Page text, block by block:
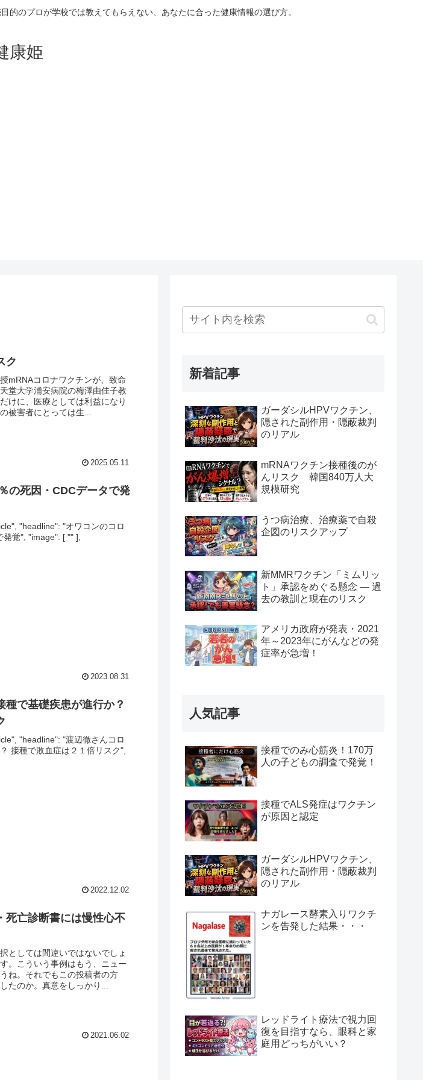
のプロが学校では教えてもらえない、あなたに合った健康情報の選び方。
康姫
ク
mRNAコロナワクチンが、致命
堂大学浦安病院の梅澤由佳子教
けに、医療としては利益になり
被害者にとっては生...
2025.05.11
の死因・CDCデータで発
"headline": "オワコンのコロ
覚", "image": [ "" ],
2023.08.31
種で基礎疾患が進行か？
"headline": "渡辺徹さんコロ
接種で敗血症は２１倍リスク",
2022.12.02
死亡診断書には慢性心不
としては間違いではないでしょ
。こういう事例はもう、ニュー
ね。それでもこの投稿者の方
たのか。真意をしっかり...
2021.06.02
新着記事
ガーダシルHPVワクチン、
隠された副作用・隠蔽裁判
のリアル
mRNAワクチン接種後のが
んリスク 韓国840万人大
規模研究
うつ病治療、治療薬で自殺
企図のリスクアップ
新MMRワクチン「ミムリッ
ト」承認をめぐる懸念 — 過
去の教訓と現在のリスク
アメリカ政府が発表・2021
年～2023年にがんなどの発
症率が急増！
人気記事
接種でのみ心筋炎！170万
人の子どもの調査で発覚！
接種でALS発症はワクチン
が原因と認定
ガーダシルHPVワクチン、
隠された副作用・隠蔽裁判
のリアル
ナガレース酵素入りワクチ
ンを告発した結果・・・
レッドライト療法で視力回
復を目指すなら、眼科と家
庭用どっちがいい？